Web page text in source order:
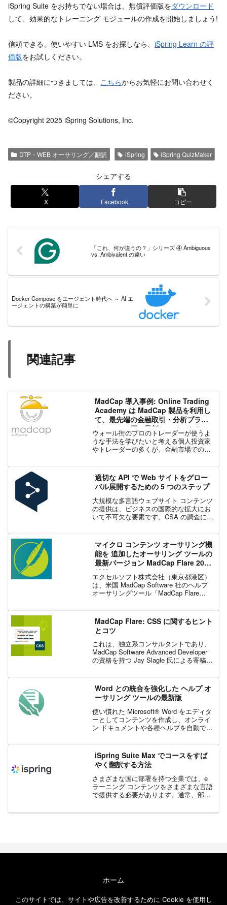
iSpring Suite をお持ちでない場合は、無償評価版をダウンロード
して、効果的なトレーニング モジュールの作成を開始しましょう!
信頼できる、使いやすい LMS をお探しなら、 iSpring Learn の評
価版をお試しください。
製品の詳細につきましては、 こちらからお気軽にお問い合わせく
ださい。
©Copyright 2025 iSpring Solutions, Inc.
DTP・WEB オーサリング／翻訳 iSpring iSpring QuizMaker
シェアする
X Facebook コピー
「これ、何が違うの？」シリーズ ④ Ambiguous
vs. Ambivalent の違い
Docker Compose をエージェント時代へ ～ AI エ
ージェントの構築が簡単に
関連記事
MadCap 導入事例: Online Trading
Academy は MadCap 製品を利用し
て、最先端の金融取引・分析プラッ
トフォーム用の最新かつインタラク
ティブな Web ヘルプを提供
ウォール街のプロのトレーダーが使うよ
うな手法を学びたいと考える個人投資家
やトレーダーの多くが、金融市場での取
(OTA) の門を叩きます。OTA ...
適切な API で Web サイトをグロー
バル展開するための 5 つのステップ
大規模な多言語ウェブサイト コンテンツ
の提供は、ビジネスの国際的な拡大にお
いて不可欠な要素です。CSA の調査によ
す。そのため、適切な翻訳は、参入でき
る市場...
マイクロ コンテンツ オーサリング機
能を 追加したオーサリング ツールの
最新バージョン MadCap Flare 2019
リリース
エクセルソフト株式会社（東京都港区）
は、米国 MadCap Software 社のヘルプ
オーサリングツール「MadCap Flare
は、...
MadCap Flare: CSS に関するヒント
とコツ
これは、独立系コンサルタントであり、
MadCap Software Advanced Developer
の資格を持つ Jay Slagle 氏による寄稿記
Word との統合を強化した ヘルプ オ
ーサリング ツールの最新版
使い慣れた Microsoft® Word をエディタ
ーとしてコンテンツを作成し、オンライ
ン ドキュメントや各種ヘルプを自動で生
合をさらに強化...
iSpring Suite Max でコースをすば
やく翻訳する方法
さまざまな国に部署を持つ企業では、e
ラーニング コンテンツをさまざまな言語
で提供する必要があります。通常、部門
する必要があり、これには時間がかかり
ホーム
このサイトでは、サイトや広告を改善するために Cookie を使用し